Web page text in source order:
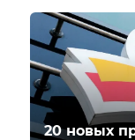
20 новых